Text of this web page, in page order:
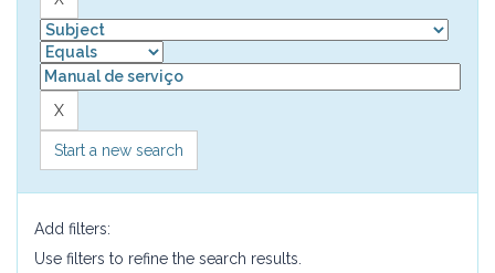
Start a new search
Add filters:
Use filters to refine the search results.